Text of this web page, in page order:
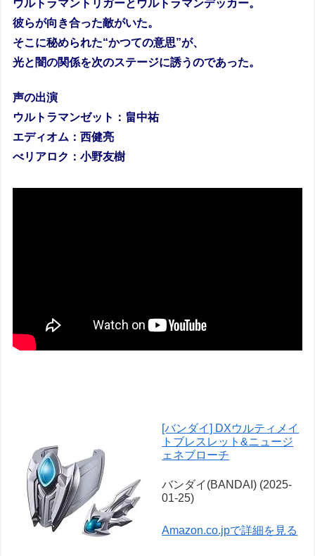
ウルトラマントリガーとウルトラマンデッカー。
彼らが向き合った敵がいた。
そこに秘められた“かつての意思”が、
光と闇の関係を次のステージに誘うのであった。
声の出演
ウルトラマンゼット：畠中祐
エディオム：西健亮
べリアロク：小野友樹
[バンダイ] DXウルティメイ
トブレスレット&ニュージ
ェネブローチ
バンダイ(BANDAI) (2025-
01-25)
Amazon.co.jpで詳細を見る